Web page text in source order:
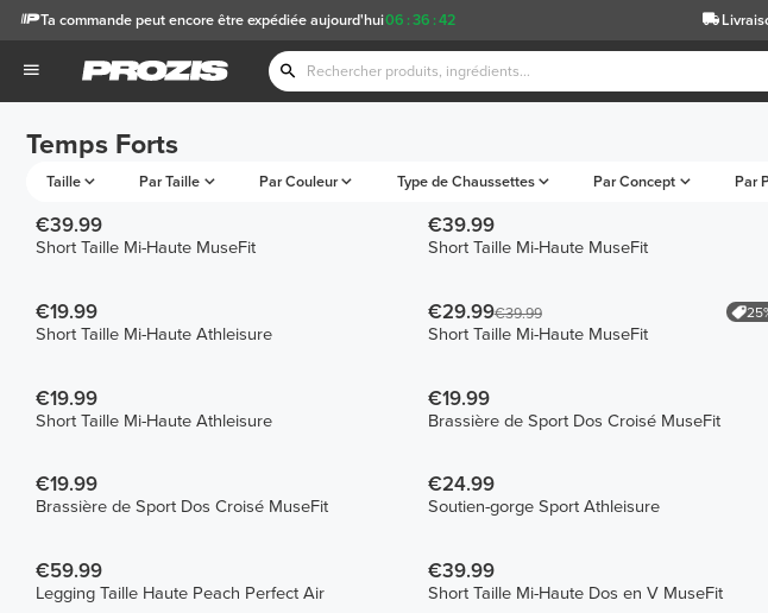
06 :36 :42
Ta commande peut encore être expédiée aujourd'hui
Temps Forts
Taille Par Taille Par Couleur Type de Chaussettes Par Concept Par
€39.99
Short Taille Mi-Haute MuseFit
€39.99
Short Taille Mi-Haute MuseFit
€19.99
Short Taille Mi-Haute Athleisure
€29.99€39.99
Short Taille Mi-Haute MuseFit
€19.99
Short Taille Mi-Haute Athleisure
€19.99
Brassière de Sport Dos Croisé MuseFit
€19.99
Brassière de Sport Dos Croisé MuseFit
€24.99
Soutien-gorge Sport Athleisure
€59.99
Legging Taille Haute Peach Perfect Air
€39.99
Short Taille Mi-Haute Dos en V MuseFit